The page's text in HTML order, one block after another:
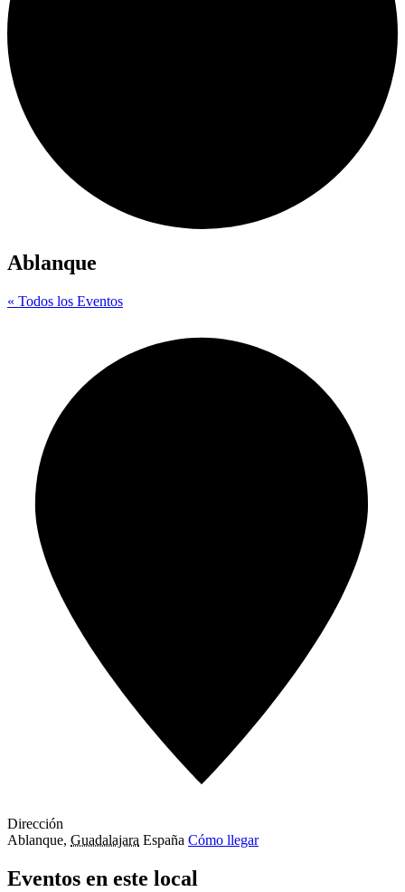
Ablanque
« Todos los Eventos
Dirección
Ablanque, Guadalajara España Cómo llegar
Eventos en este local